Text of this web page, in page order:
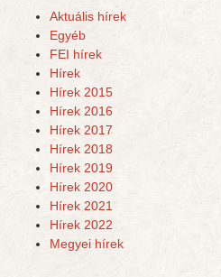
Aktuális hírek
Egyéb
FEI hírek
Hírek
Hírek 2015
Hírek 2016
Hírek 2017
Hírek 2018
Hírek 2019
Hírek 2020
Hírek 2021
Hírek 2022
Megyei hírek